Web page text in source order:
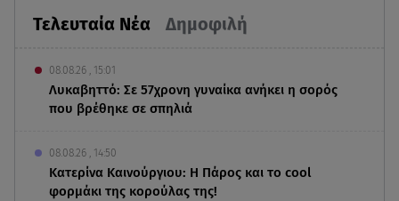
Τελευταία Νέα Δημοφιλή
08.08.26 , 15:01
Λυκαβηττό: Σε 57χρονη γυναίκα ανήκει η σορός
που βρέθηκε σε σπηλιά
08.08.26 , 14:50
Κατερίνα Καινούργιου: Η Πάρος και το cool
φορμάκι της κορούλας της!